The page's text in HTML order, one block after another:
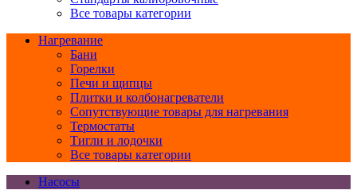
Все товары категории
Нагревание
Бани
Горелки
Печи и щипцы
Плитки и колбонагреватели
Сопутствующие товары для нагревания
Термостаты
Тигли и лодочки
Все товары категории
Насосы